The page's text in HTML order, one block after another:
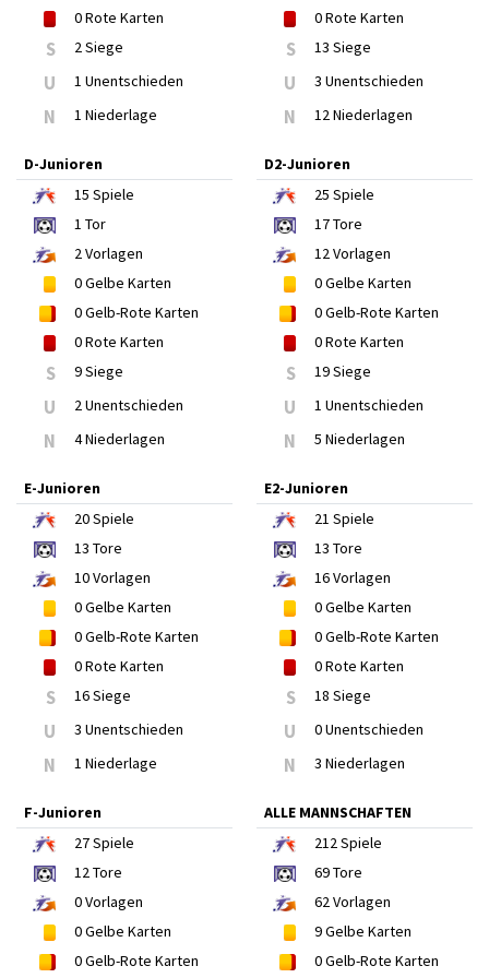
0Rote Karten
S 2 Siege
U 1 Unentschieden
N 1 Niederlage
0Rote Karten
S 13 Siege
U 3 Unentschieden
N 12 Niederlagen
D-Junioren
15 Spiele
1 Tor
2Vorlagen
0Gelbe Karten
0Gelb-Rote Karten
0Rote Karten
S 9 Siege
U 2 Unentschieden
N 4 Niederlagen
D2-Junioren
25 Spiele
17Tore
12Vorlagen
0Gelbe Karten
0Gelb-Rote Karten
0Rote Karten
S 19 Siege
U 1 Unentschieden
N 5 Niederlagen
E-Junioren
20Spiele
13 Tore
10Vorlagen
0Gelbe Karten
0Gelb-Rote Karten
0Rote Karten
S 16 Siege
U 3 Unentschieden
N 1 Niederlage
E2-Junioren
21 Spiele
13 Tore
16Vorlagen
0Gelbe Karten
0Gelb-Rote Karten
0Rote Karten
S 18 Siege
U 0 Unentschieden
N 3 Niederlagen
F-Junioren
27Spiele
12Tore
0Vorlagen
0Gelbe Karten
0Gelb-Rote Karten
ALLE MANNSCHAFTEN
212Spiele
69Tore
62Vorlagen
9Gelbe Karten
0Gelb-Rote Karten